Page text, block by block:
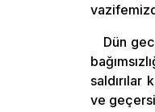
Dün
saldırılar
ve